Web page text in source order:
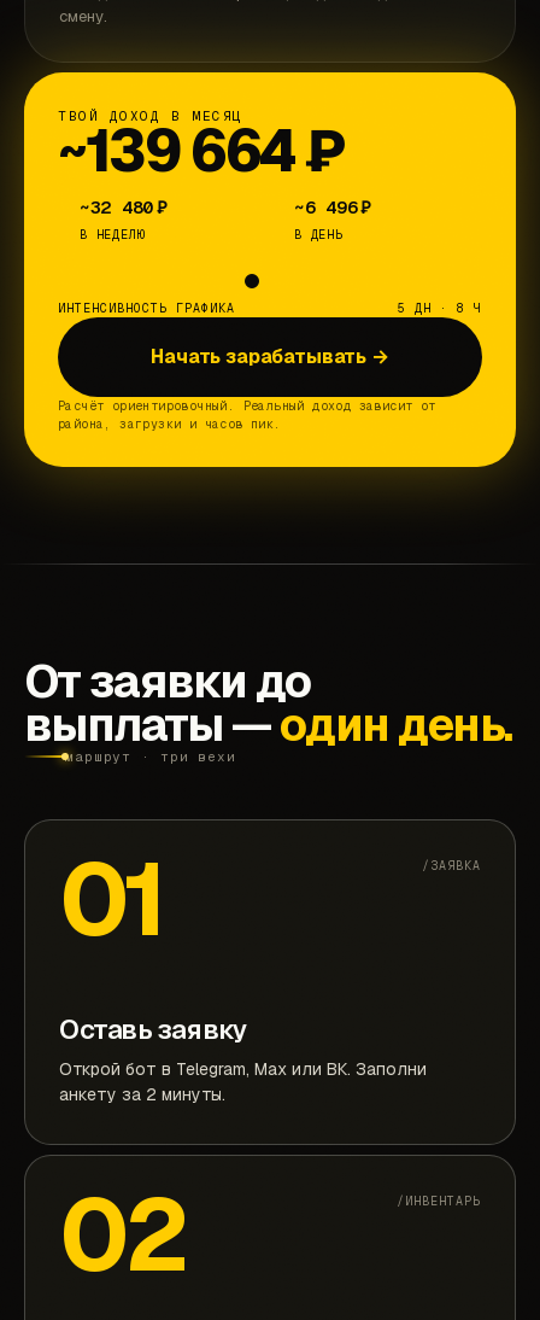
смену.
ТВОЙ ДОХОД В МЕСЯЦ
~139 664₽
~32 480₽
В НЕДЕЛЮ
~6 496₽
В ДЕНЬ
ИНТЕНСИВНОСТЬ ГРАФИКА 5 ДН · 8 Ч
Начать зарабатывать →
Расчёт ориентировочный. Реальный доход зависит от
района, загрузки и часов пик.
От заявки до
выплаты —один день.
маршрут · три вехи
01 /ЗАЯВКА
Оставь заявку
Открой бот в Telegram, Max или ВК. Заполни
анкету за 2 минуты.
02 /ИНВЕНТАРЬ